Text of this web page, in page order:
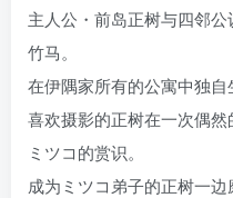
主人公・前岛正树与四邻
竹马。
在伊隅家所有的公寓中独自
喜欢摄影的正树在一次偶然
ミツコ的赏识。
成为ミツコ弟子的正树一